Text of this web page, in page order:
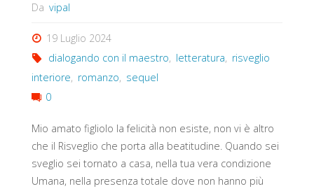
Da vipal
19 Luglio 2024
dialogando con il maestro, letteratura, risveglio
interiore, romanzo, sequel
0
Mio amato figliolo la felicità non esiste, non vi è altro
che il Risveglio che porta alla beatitudine. Quando sei
sveglio sei tornato a casa, nella tua vera condizione
Umana, nella presenza totale dove non hanno più